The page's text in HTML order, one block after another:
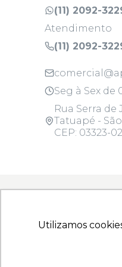
Utilizamos
Utilizamos
(11) 2092-
Atendimento
(11) 2092-
Seg à Sex de
Rua Serra de
Tatuapé -
CEP: 03323-
Copyright ©
10.925.214/
Produtos